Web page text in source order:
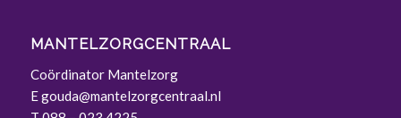
MANTELZORGCENTRAAL
Coördinator Mantelzorg
Egouda@mantelzorgcentraal.nl